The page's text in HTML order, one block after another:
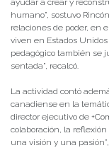
humano”, sostuvo
relaciones de poder, en
viven en Estados
pedagógico también se
sentada”, recalcó.
La actividad contó
canadiense en la
director ejecutivo de
colaboración, la
una visión y una